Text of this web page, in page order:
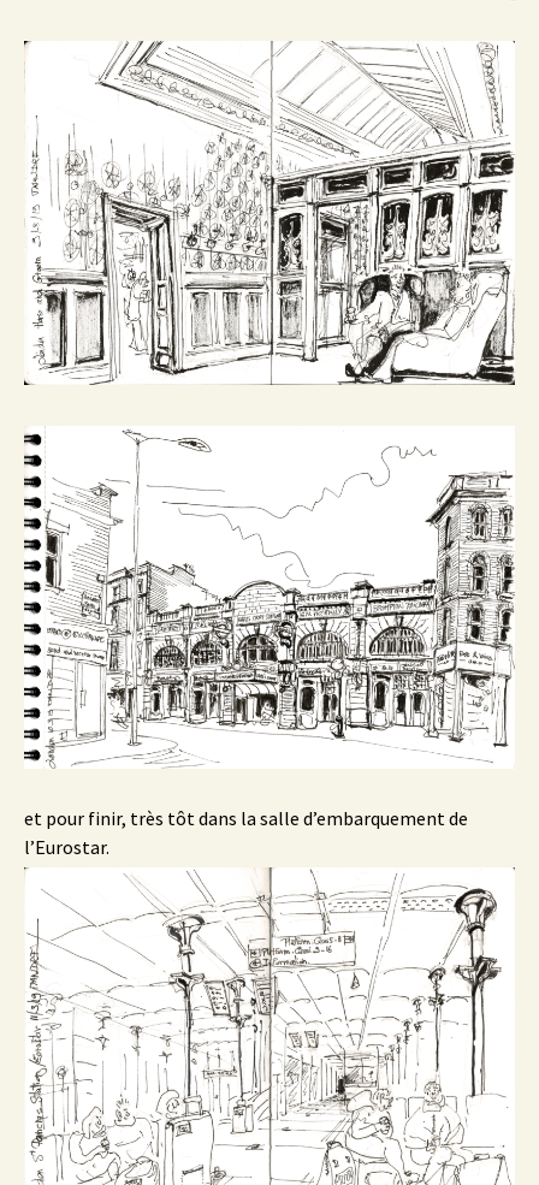
et pour finir, très tôt dans la salle d’embarquement de
l’Eurostar.